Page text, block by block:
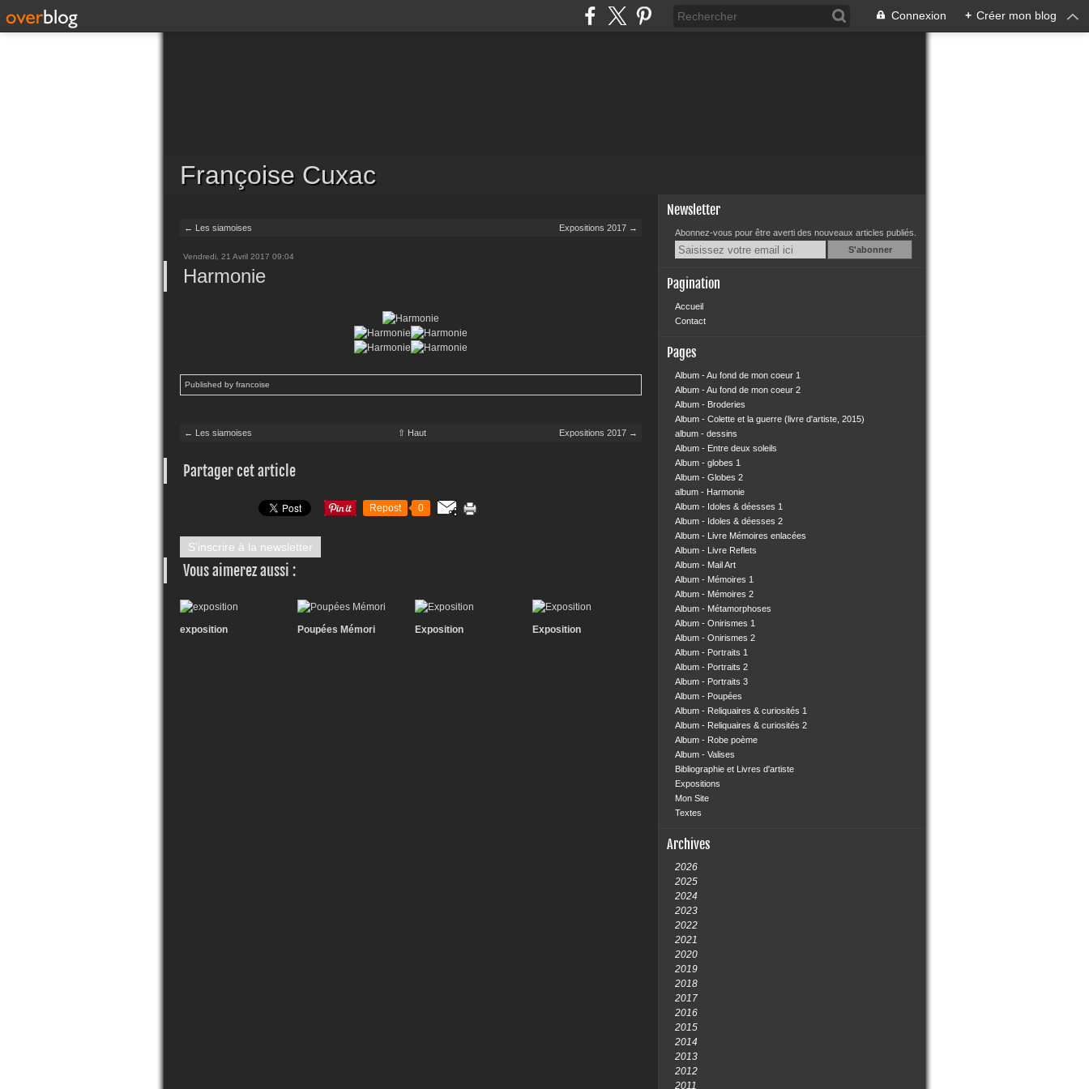
Connexion + Créer mon blog
Françoise Cuxac
← Les siamoises Expositions 2017 →
Vendredi, 21 Avril 2017 09:04
Harmonie
Published by francoise
← Les siamoises ⇧ Haut Expositions 2017 →
Partager cet article
Repost 0
S'inscrire à la newsletter
Vous aimerez aussi :
exposition Poupées Mémori Exposition Exposition
Newsletter
Abonnez-vous pour être averti des nouveaux articles publiés.
Email
Pagination
Accueil
Contact
Pages
Album - Au fond de mon coeur 1
Album - Au fond de mon coeur 2
Album - Broderies
Album - Colette et la guerre (livre d'artiste, 2015)
album - dessins
Album - Entre deux soleils
Album - globes 1
Album - Globes 2
album - Harmonie
Album - Idoles & déesses 1
Album - Idoles & déesses 2
Album - Livre Mémoires enlacées
Album - Livre Reflets
Album - Mail Art
Album - Mémoires 1
Album - Mémoires 2
Album - Métamorphoses
Album - Onirismes 1
Album - Onirismes 2
Album - Portraits 1
Album - Portraits 2
Album - Portraits 3
Album - Poupées
Album - Reliquaires & curiosités 1
Album - Reliquaires & curiosités 2
Album - Robe poème
Album - Valises
Bibliographie et Livres d'artiste
Expositions
Mon Site
Textes
Archives
2026
2025
2024
2023
2022
2021
2020
2019
2018
2017
2016
2015
2014
2013
2012
2011